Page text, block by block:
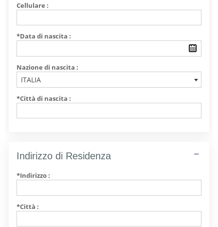
Cellulare :
*Data di nascita :
Nazione di nascita :
ITALIA
*Città di nascita :
Indirizzo di Residenza
*Indirizzo :
*Città :